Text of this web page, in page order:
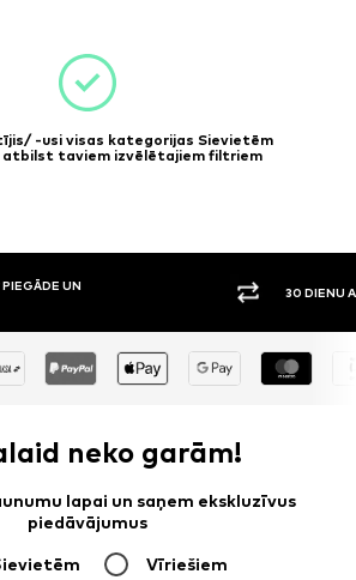
-usi visas kategorijas Sievietēm
atbilst taviem izvēlētajiem filtriem
30 DIENU ATGRIEŠANAS TIESĪBAS
neko garām!
lapai un saņem ekskluzīvus
piedāvājumus
Vīriešiem